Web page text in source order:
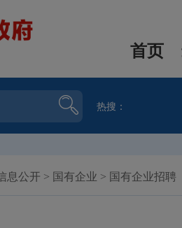
首页
热搜：
息公开 > 国有企业 > 国有企业招聘